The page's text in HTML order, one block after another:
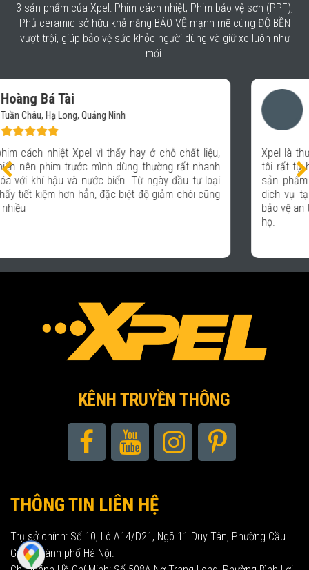
3 sản phẩm của Xpel: Phim cách nhiệt, Phim bảo vệ sơn (PPF),
Phủ ceramic sở hữu khả năng BẢO VỆ mạnh mẽ cùng ĐỘ BỀN
vượt trội, giúp bảo vệ sức khỏe người dùng và giữ xe luôn như
mới.
Vũ Mạnh Báu
Hệ thống chăm sóc xe- Auto 365 Quảng Ninh
Xpel là thương hiệu được nhiều người trong giới xe biết đến,
tôi rất tự hào khi được kết hợp với Xpel để mang lại những
sản phẩm chất lượng, giúp các khách hàng đến sử dụng
dịch vụ tại hệ thống Auto 365 hoàn toàn an tâm và được
bảo vệ an toàn trên mọi hành trình với chiếc xe thân yêu của
KÊNH TRUYỀN THÔNG
THÔNG TIN LIÊN HỆ
Trụ sở chính: Số 10, Lô A14/D21, Ngõ 11 Duy Tân, Phường Cầu
Giấy, Thành phố Hà Nội.